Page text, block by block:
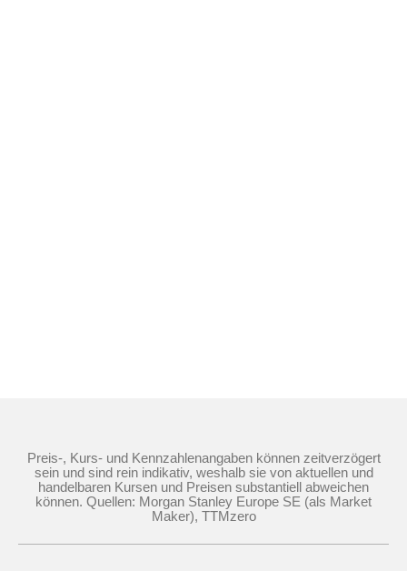
Preis-, Kurs- und Kennzahlenangaben können zeitverzögert
sein und sind rein indikativ, weshalb sie von aktuellen und
handelbaren Kursen und Preisen substantiell abweichen
können. Quellen: Morgan Stanley Europe SE (als Market
Maker), TTMzero